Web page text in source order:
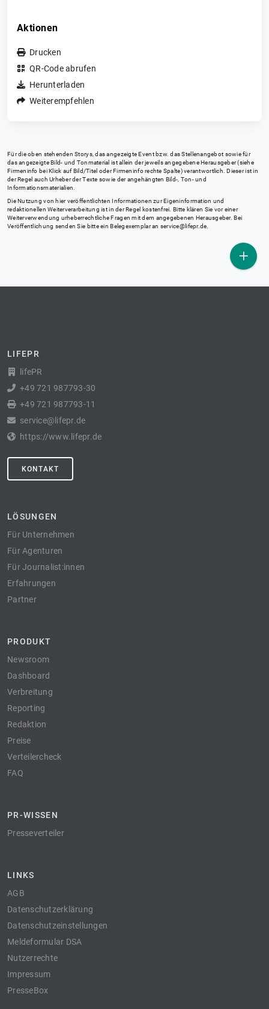
Aktionen
Drucken
QR-Code abrufen
Herunterladen
Weiterempfehlen
Für die oben stehenden Storys, das angezeigte Event bzw. das Stellenangebot sowie für
das angezeigte Bild- und Tonmaterial ist allein der jeweils angegebene Herausgeber (siehe
Firmeninfo bei Klick auf Bild/Titel oder Firmeninfo rechte Spalte) verantwortlich. Dieser ist in
der Regel auch Urheber der Texte sowie der angehängten Bild-, Ton- und
Informationsmaterialien.
Die Nutzung von hier veröffentlichten Informationen zur Eigeninformation und
redaktionellen Weiterverarbeitung ist in der Regel kostenfrei. Bitte klären Sie vor einer
Weiterverwendung urheberrechtliche Fragen mit dem angegebenen Herausgeber. Bei
Veröffentlichung senden Sie bitte ein Belegexemplar an service@lifepr.de.
LIFEPR
lifePR
+49 721 987793-30
+49 721 987793-11
service@lifepr.de
https://www.lifepr.de
KONTAKT
LÖSUNGEN
Für Unternehmen
Für Agenturen
Für Journalist:innen
Erfahrungen
Partner
PRODUKT
Newsroom
Dashboard
Verbreitung
Reporting
Redaktion
Preise
Verteilercheck
FAQ
PR-WISSEN
Presseverteiler
LINKS
AGB
Datenschutzerklärung
Datenschutzeinstellungen
Meldeformular DSA
Nutzerrechte
Impressum
PresseBox